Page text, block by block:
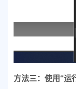
方法三：使用“运